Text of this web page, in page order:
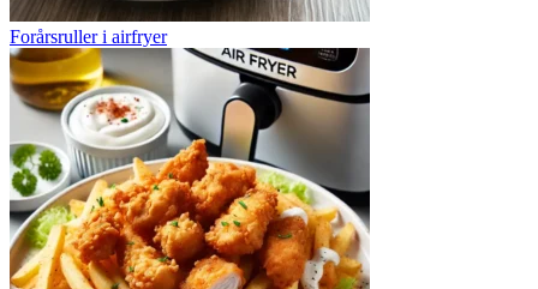
Forårsruller i airfryer